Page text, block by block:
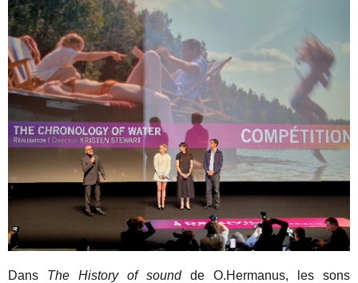
Dans The History of sound de O.Hermanus, les sons